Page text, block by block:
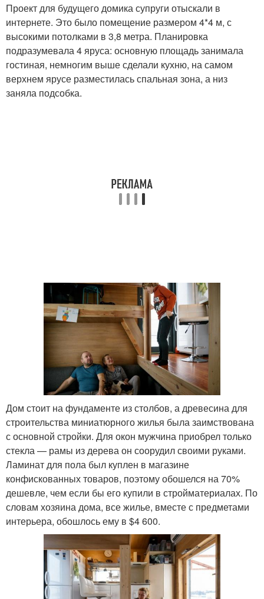
Проект для будущего домика супруги отыскали в
интернете. Это было помещение размером 4*4 м, с
высокими потолками в 3,8 метра. Планировка
подразумевала 4 яруса: основную площадь занимала
гостиная, немногим выше сделали кухню, на самом
верхнем ярусе разместилась спальная зона, а низ
заняла подсобка.
Дом стоит на фундаменте из столбов, а древесина для
строительства миниатюрного жилья была заимствована
с основной стройки. Для окон мужчина приобрел только
стекла — рамы из дерева он соорудил своими руками.
Ламинат для пола был куплен в магазине
конфискованных товаров, поэтому обошелся на 70%
дешевле, чем если бы его купили в стройматериалах. По
словам хозяина дома, все жилье, вместе с предметами
интерьера, обошлось ему в $4 600.